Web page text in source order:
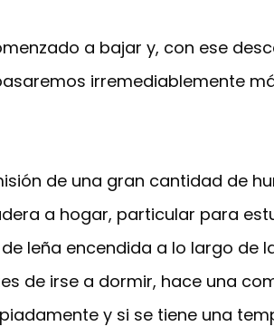
a bajar y, con ese
irremediablemente
de una gran cantidad de
a hogar, particular para
leña encendida a lo largo de
de irse a dormir, hace una
y si se tiene una